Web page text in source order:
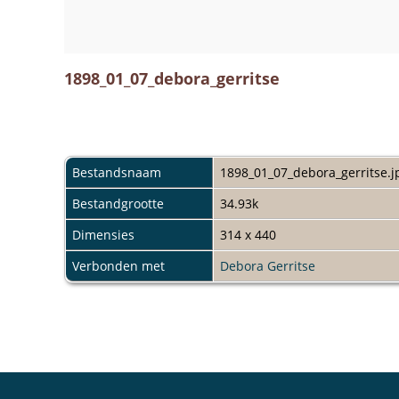
1898_01_07_debora_gerritse
Bestandsnaam
Bestandgrootte
34.93k
Dimensies
314 x 440
Verbonden met
Debora Gerritse